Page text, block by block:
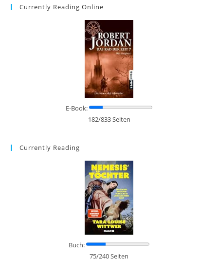
Currently Reading Online
E-Book:
182/833 Seiten
Currently Reading
Buch:
75/240 Seiten